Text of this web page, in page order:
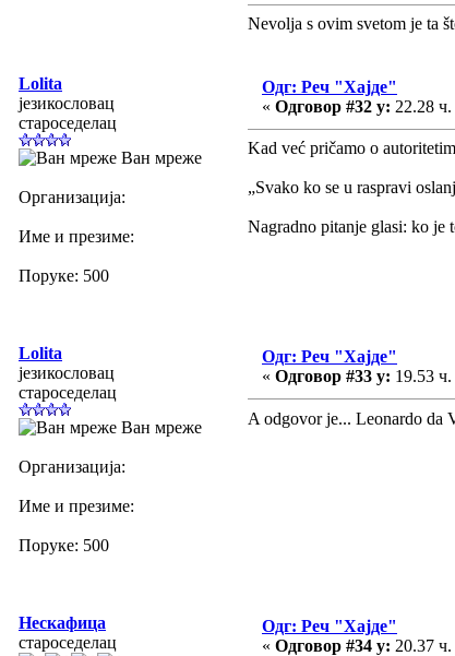
Nevolja s ovim svetom je ta
Lolita
језикословац
староседелац
Ван мреже
Организација:
Име и презиме:
Поруке: 500
Одг: Реч "Хајде"
« Одговор #32 у: 22.28
Kad već pričamo o
„Svako ko se u raspravi
Nagradno pitanje glasi: ko je
Lolita
језикословац
староседелац
Ван мреже
Организација:
Име и презиме:
Поруке: 500
Одг: Реч "Хајде"
« Одговор #33 у: 19.53
A odgovor je... Leonardo da
Нескафица
староседелац
Одг: Реч "Хајде"
« Одговор #34 у: 20.37